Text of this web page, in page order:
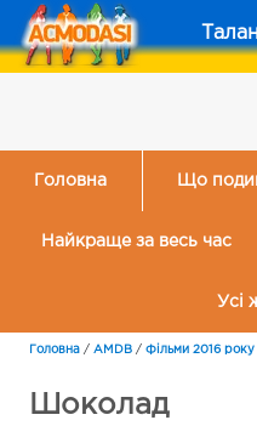
Головна Що
Найкраще за весь час
Усі
Головна / AMDB / Фільми 2016 року
Шоколад